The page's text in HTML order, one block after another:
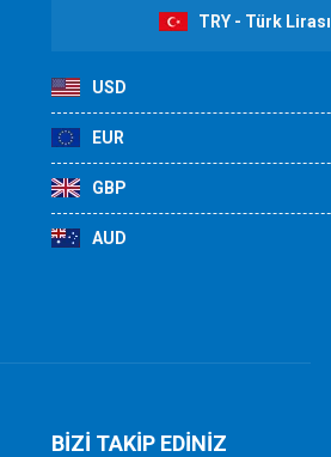
TRY - Türk Lirası
USD
EUR
GBP
AUD
BİZİ TAKİP EDİNİZ